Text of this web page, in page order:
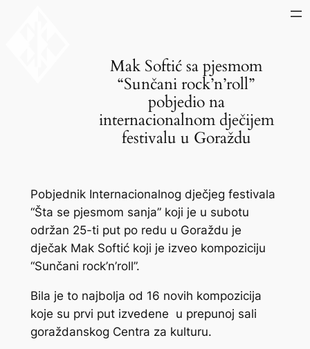
Mak Softić sa pjesmom
“Sunčani rock’n’roll”
pobjedio na
internacionalnom dječijem
festivalu u Goraždu
Pobjednik Internacionalnog dječjeg festivala
“Šta se pjesmom sanja” koji je u subotu
održan 25-ti put po redu u Goraždu je
dječak Mak Softić koji je izveo kompoziciju
“Sunčani rock’n’roll”.
Bila je to najbolja od 16 novih kompozicija
koje su prvi put izvedene u prepunoj sali
goraždanskog Centra za kulturu.